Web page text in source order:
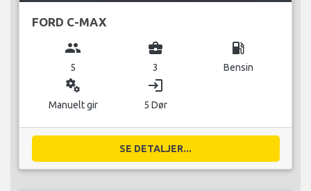
FORD C-MAX
group
5
business_center
3
local_gas_station
Bensin
miscellaneous_services
Manuelt gir
login
5 Dør
SE DETALJER...